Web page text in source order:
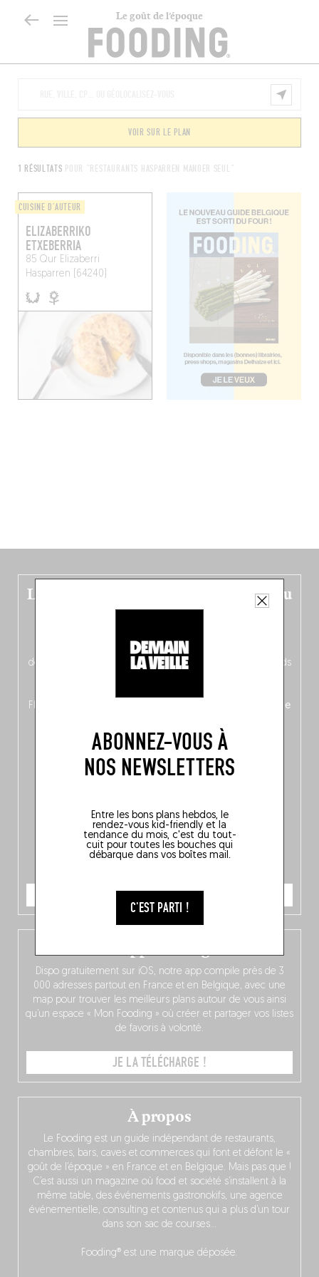
Le goût de l’époque
ABONNEZ-VOUS À
NOS NEWSLETTERS
Entre les bons plans hebdos, le
rendez-vous kid-friendly et la
tendance du mois, c'est du tout-
cuit pour toutes les bouches qui
débarque dans vos boîtes mail.
C'EST PARTI !
1 RÉSULTATS POUR "RESTAURANTS HASPARREN MANGER SEUL"
VOIR SUR LE PLAN
CUISINE D'AUTEUR
ELIZABERRIKO
ETXEBERRIA
85 Qur Elizaberri
Hasparren (64240)
Le nouveau guide Belgique est sorti du
four !
néerlandais côté face – à moins que ne soit l’inverse ?),
découvrez
une partie mag « Nord-Zuid »
qui met les pieds
Flandre, à Bruxelles et en Wallonie, ainsi qu’
un palmarès de
JE COMMANDE
À propos
Le Fooding est un guide indépendant de restaurants,
chambres, bars, caves et commerces qui font et défont le «
goût de l’époque » en France et en Belgique. Mais pas que !
C’est aussi un magazine où food et société s’installent à la
même table, des événements gastronokifs, une agence
événementielle, consulting et contenus qui a plus d’un tour
dans son sac de courses…
Fooding® est une marque déposée.
Dispo gratuitement sur iOS, notre app compile près de 3
000 adresses partout en France et en Belgique, avec une
map pour trouver les meilleurs plans autour de vous ainsi
qu’un espace « Mon Fooding » où créer et partager vos listes
de favoris à volonté.
JE LA TÉLÉCHARGE !